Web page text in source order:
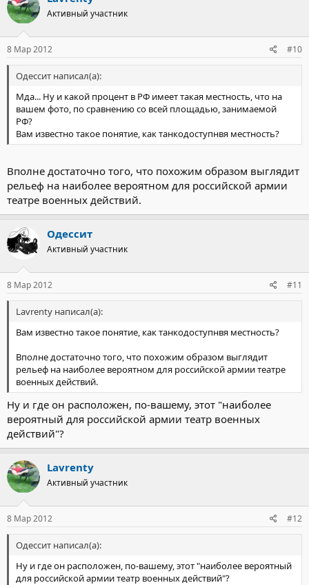
Активный участник
8 Мар 2012 #10
Одессит написал(а):
Мда... Ну и какой процент в РФ имеет такая местность, что на
вашем фото, по сравнению со всей площадью, занимаемой
РФ?
Вам известно такое понятие, как танкодоступнвя местность?
Вполне достаточно того, что похожим образом выглядит
рельеф на наиболее вероятном для российской армии
театре военных действий.
Одессит
Активный участник
8 Мар 2012 #11
Lavrenty написал(а):
Вам известно такое понятие, как танкодоступнвя местность?
Вполне достаточно того, что похожим образом выглядит
рельеф на наиболее вероятном для российской армии театре
военных действий.
Ну и где он расположен, по-вашему, этот "наиболее
вероятный для российской армии театр военных
действий"?
Lavrenty
Активный участник
8 Мар 2012 #12
Одессит написал(а):
Ну и где он расположен, по-вашему, этот "наиболее вероятный
для российской армии театр военных действий"?